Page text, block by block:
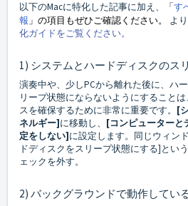
以下のMacに特化した記事に加え、 「す
報 」の項目もぜひご確認ください。 よ
化ガイドをご覧ください。
1) システムとハードディスクのス
演奏中や、少しPCから離れた後に、ハ
リープ状態にならないようにすること
スを確保するために非常に重要です。 [
ネルギー]に移動し、 [コンピューターと
定をしない]に設定します。同じウィン
ドディスクをスリープ状態にする]とい
ェックを外す。
2) バックグラウンドで動作してい